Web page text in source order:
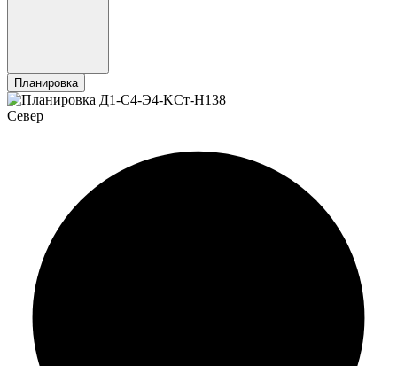
Планировка
Север